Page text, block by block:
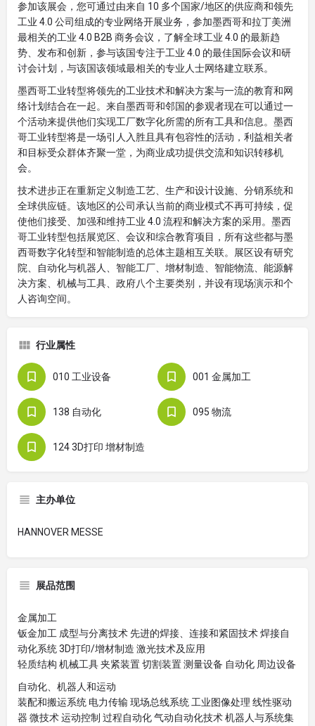
参加该展会，您可通过由来自 10 多个国家/地区的供应商和领先
工业 4.0 公司组成的专业网络开展业务，参加墨西哥和拉丁美洲
最相关的工业 4.0 B2B 商务会议，了解全球工业 4.0 的最新趋
势、发布和创新，参与该国专注于工业 4.0 的最佳国际会议和研
讨会计划，与该国该领域最相关的专业人士网络建立联系。
墨西哥工业转型将领先的工业技术和解决方案与一流的教育和网
络计划结合在一起。来自墨西哥和邻国的参观者现在可以通过一
个活动来提供他们实现工厂数字化所需的所有工具和信息。墨西
哥工业转型将是一场引人入胜且具有包容性的活动，利益相关者
和目标受众群体齐聚一堂，为商业成功提供交流和知识转移机
会。
技术进步正在重新定义制造工艺、生产和设计设施、分销系统和
全球供应链。该地区的公司承认当前的商业模式不再可持续，促
使他们接受、加强和维持工业 4.0 流程和解决方案的采用。墨西
哥工业转型包括展览区、会议和综合教育项目，所有这些都与墨
西哥数字化转型和智能制造的总体主题相互关联。展区设有研究
院、自动化与机器人、智能工厂、增材制造、智能物流、能源解
决方案、机械与工具、政府八个主要类别，并设有现场演示和个
人咨询空间。
行业属性
010 工业设备 001 金属加工
138 自动化 095 物流
124 3D打印 增材制造
主办单位
HANNOVER MESSE
展品范围
金属加工
钣金加工 成型与分离技术 先进的焊接、连接和紧固技术 焊接自
动化系统 3D打印/增材制造 激光技术及应用
轻质结构 机械工具 夹紧装置 切割装置 测量设备 自动化 周边设备
自动化、机器人和运动
装配和搬运系统 电力传输 现场总线系统 工业图像处理 线性驱动
器 微技术 运动控制 过程自动化 气动自动化技术 机器人与系统集